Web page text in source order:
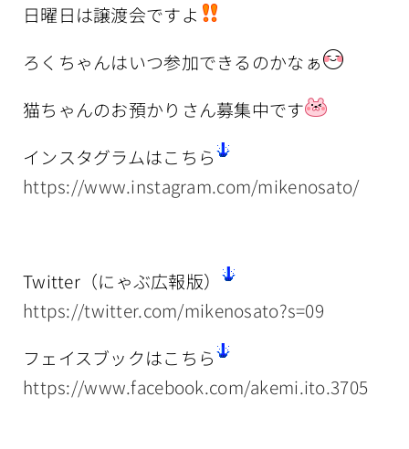
日曜日は譲渡会ですよ
ろくちゃんはいつ参加できるのかなぁ
猫ちゃんのお預かりさん募集中です
インスタグラムはこちら
https://www.instagram.com/mikenosato/
Twitter（にゃぶ広報版）
https://twitter.com/mikenosato?s=09
フェイスブックはこちら
https://www.facebook.com/akemi.ito.3705